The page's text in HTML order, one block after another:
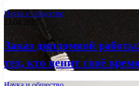
Наука и общество
23.04.2025
Заказ дипломной
тех, кто ценит своё